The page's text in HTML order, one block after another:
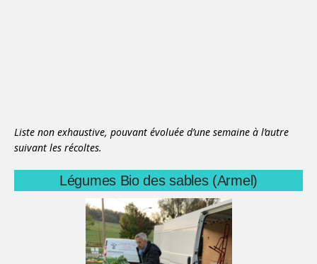
Liste non exhaustive, pouvant évoluée d’une semaine à l’autre
suivant les récoltes.
Légumes Bio des sables (Armel)